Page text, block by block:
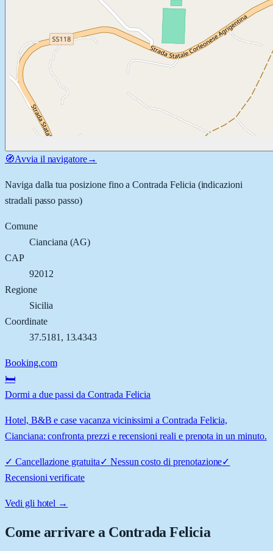
🧭Avvia il navigatore→
Naviga dalla tua posizione fino aContrada Felicia (indicazioni
stradali passo passo)
Comune
Cianciana (AG)
CAP
92012
Regione
Sicilia
Coordinate
37.5181 , 13.4343
Booking.com
🛏️
Dormi a due passi da Contrada Felicia
Hotel, B&B e case vacanza vicinissimi a Contrada Felicia,
Cianciana: confronta prezzi e recensioni reali e prenota in un minuto.
✓ Cancellazione gratuita✓ Nessun costo di prenotazione✓
Recensioni verificate
Vedi gli hotel →
Come arrivare a Contrada Felicia